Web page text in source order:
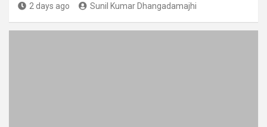
2 days ago Sunil Kumar Dhangadamajhi